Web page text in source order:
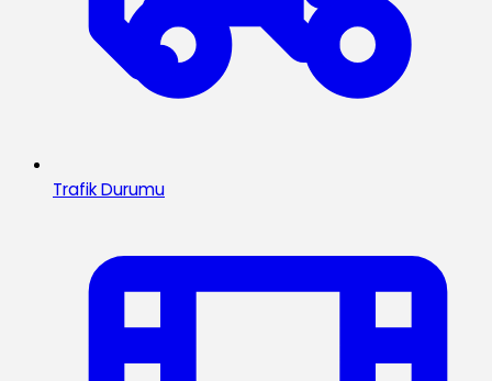
Trafik Durumu